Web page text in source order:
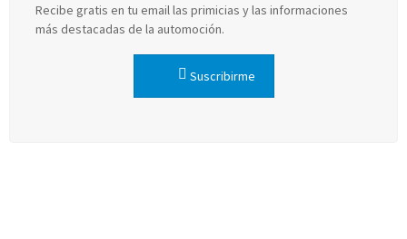
Recibe gratis en tu email las primicias y las informaciones
más destacadas de la automoción.
Suscribirme